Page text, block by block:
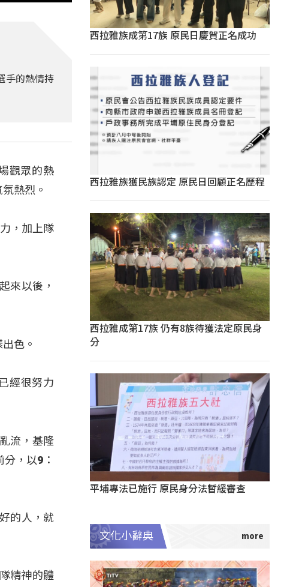
手的熱情持
觀眾的熱
熱烈。
，加上隊
來以後，
色。
經很努力
流，基隆
，以9：
的人，就
精神的體
西拉雅族成第17族 原民日慶賀正名成功
西拉雅族獲民族認定 原民日回顧正名歷程
西拉雅成第17族 仍有8族待獲法定原民身
分
平埔專法已施行 原民身分法暫緩審查
文化小辭典